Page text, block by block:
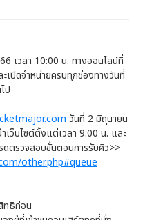
เวลา 10:00 น. ทางออนไลน์ที่
ะเปิดจำหน่ายครบทุกช่องทางวันที่
ป
วันที่ 2 มิถุนายน
เว็บไซต์ตั้งแต่เวลา 9.00 น. และ
ดตรวจสอบขั้นตอนการรับคิว>>
other.php#queue
ทธิก่อน